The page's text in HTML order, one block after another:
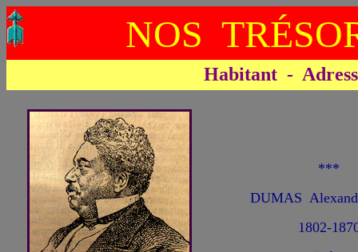
NOS
Habitant -
***
DUMAS
1802-